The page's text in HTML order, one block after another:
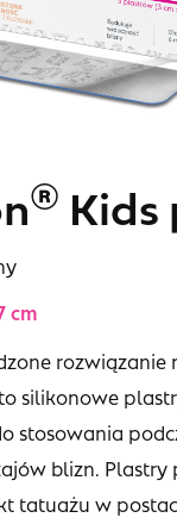
®
cm
rozwiązanie
silikonowe
stosowania
blizn. Plastry
tatuażu w